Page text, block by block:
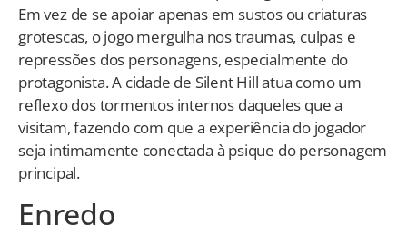
Em vez de se apoiar apenas em sustos ou criaturas
grotescas, o jogo mergulha nos traumas, culpas e
repressões dos personagens, especialmente do
protagonista. A cidade de Silent Hill atua como um
reflexo dos tormentos internos daqueles que a
visitam, fazendo com que a experiência do jogador
seja intimamente conectada à psique do personagem
principal.
Enredo